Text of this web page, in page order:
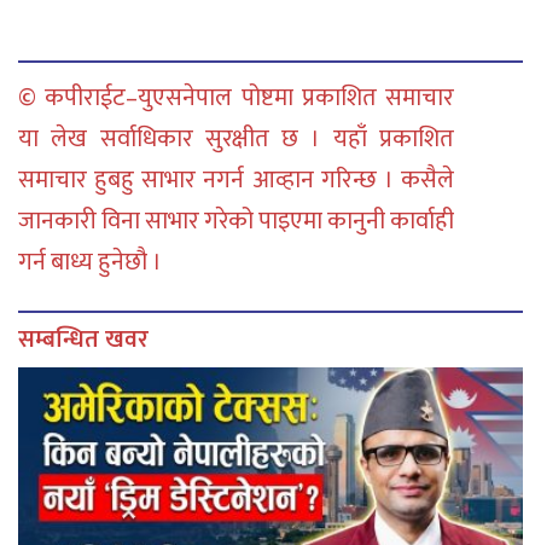
© कपीराईट–युएसनेपाल पोष्टमा प्रकाशित समाचार
या लेख सर्वाधिकार सुरक्षीत छ । यहाँ प्रकाशित
समाचार हुबहु साभार नगर्न आव्हान गरिन्छ । कसैले
जानकारी विना साभार गरेको पाइएमा कानुनी कार्वाही
गर्न बाध्य हुनेछौ ।
सम्बन्धित खवर